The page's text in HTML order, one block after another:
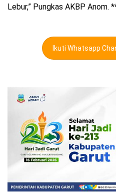
Lebur,” Pungkas AKBP Anom.
Ikuti Whatsapp